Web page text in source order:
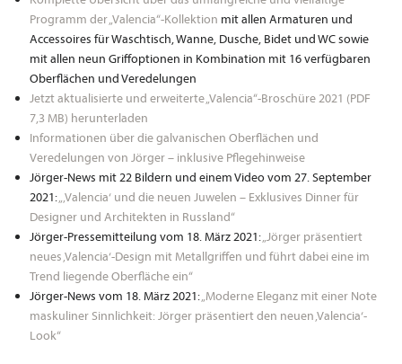
Programm der „Valencia“-Kollektion mit allen Armaturen und
Accessoires für Waschtisch, Wanne, Dusche, Bidet und WC sowie
mit allen neun Griffoptionen in Kombination mit 16 verfügbaren
Oberflächen und Veredelungen
Jetzt aktualisierte und erweiterte „Valencia“-Broschüre 2021 (PDF
7,3 MB) herunterladen
Informationen über die galvanischen Oberflächen und
Veredelungen von Jörger – inklusive Pflegehinweise
Jörger-News mit 22 Bildern und einem Video vom 27. September
2021:„‚Valencia‘ und die neuen Juwelen – Exklusives Dinner für
Designer und Architekten in Russland“
Jörger-Pressemitteilung vom 18. März 2021:„Jörger präsentiert
neues ‚Valencia‘-Design mit Metallgriffen und führt dabei eine im
Trend liegende Oberfläche ein“
Jörger-News vom 18. März 2021:„Moderne Eleganz mit einer Note
maskuliner Sinnlichkeit: Jörger präsentiert den neuen ‚Valencia‘-
Look“